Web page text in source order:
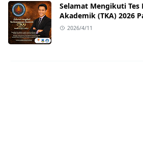
Selamat Mengikuti Tes
Akademik (TKA) 2026
Cahaya
2026/4/11